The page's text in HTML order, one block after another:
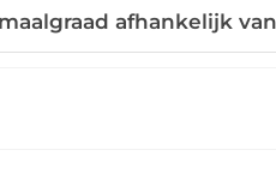
afhankelijk